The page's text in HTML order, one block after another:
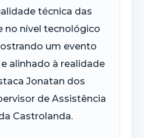
técnica das
no nível tecnológico
um evento
alinhado à realidade
Jonatan dos
de Assistência
Castrolanda.